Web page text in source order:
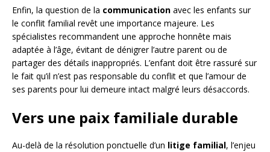
Enfin, la question de la communication avec les enfants sur
le conflit familial revêt une importance majeure. Les
spécialistes recommandent une approche honnête mais
adaptée à l’âge, évitant de dénigrer l’autre parent ou de
partager des détails inappropriés. L’enfant doit être rassuré sur
le fait qu’il n’est pas responsable du conflit et que l’amour de
ses parents pour lui demeure intact malgré leurs désaccords.
Vers une paix familiale durable
Au-delà de la résolution ponctuelle d’un litige familial, l’enjeu